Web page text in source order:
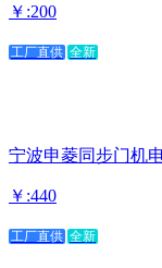
￥:200
工厂直供 全新
宁波申菱同步门机
￥:440
工厂直供 全新